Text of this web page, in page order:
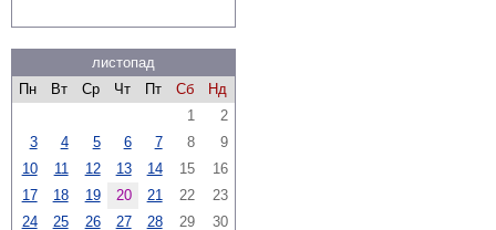
листопад
Пн
Вт Ср Чт Пт Сб
Нд
1
2
3
4 5 6 7 8
9
10
11 12 13 14 15
16
17
18 19 20 21 22
23
24
25 26 27 28 29 30